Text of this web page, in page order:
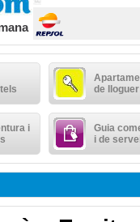
de lloguer
i
Guia
i de